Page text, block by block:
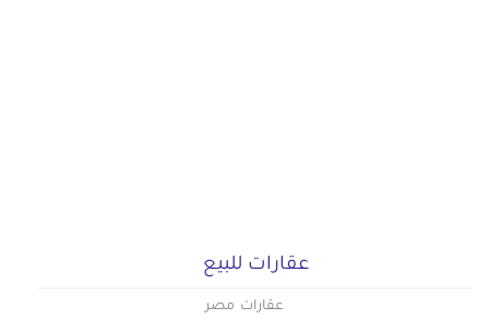
عقارات للبيع
عقارات مصر